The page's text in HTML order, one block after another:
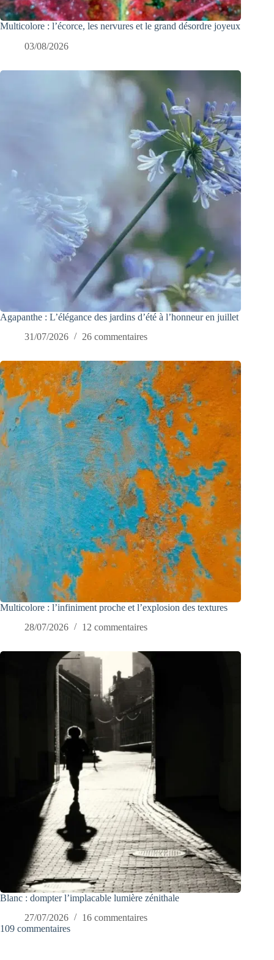
Multicolore : l’écorce, les nervures et le grand désordre joyeux
03/08/2026
Agapanthe : L’élégance des jardins d’été à l’honneur en juillet
31/07/2026
26 commentaires
Multicolore : l’infiniment proche et l’explosion des textures
28/07/2026
12 commentaires
Blanc : dompter l’implacable lumière zénithale
27/07/2026
16 commentaires
109 commentaires